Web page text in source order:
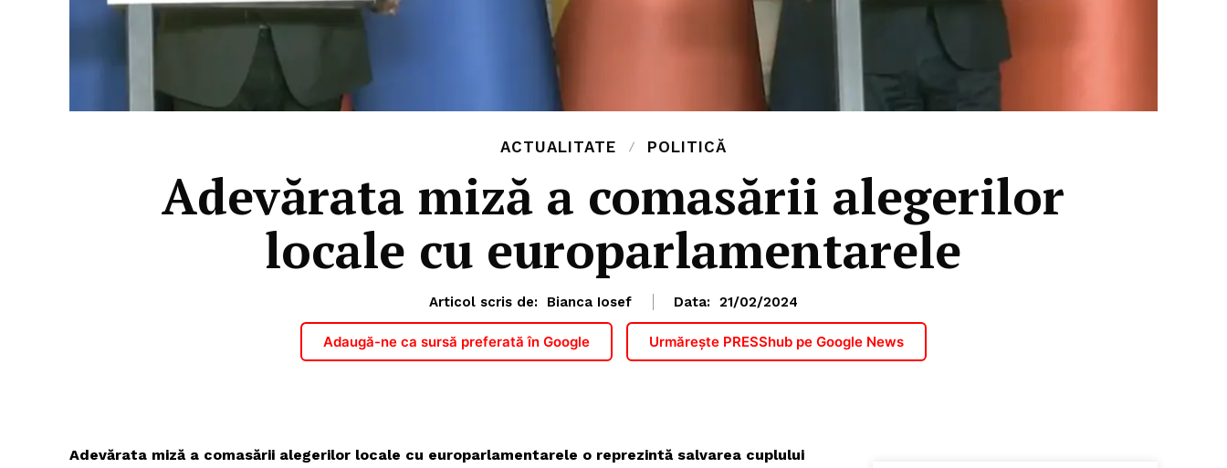
ACTUALITATE POLITICĂ
Adevărata miză a comasării alegerilor
locale cu europarlamentarele
Articol scris de: Bianca Iosef Data: 21/02/2024
Adaugă-ne ca sursă preferată în Google Urmărește PRESShub pe Google News
Adevărata miză a comasării alegerilor locale cu europarlamentarele o reprezintă salvarea cuplului